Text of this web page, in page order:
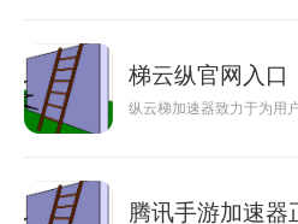
梯云纵官网入口
纵云梯加速器致力于为用
腾讯手游加速器